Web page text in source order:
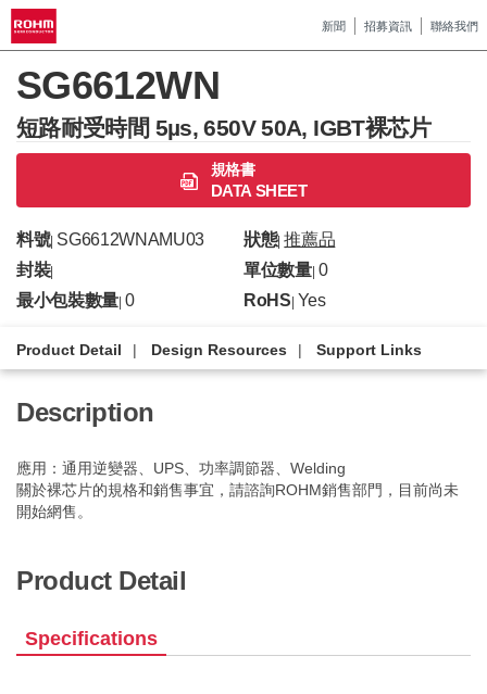
新聞 招募資訊 聯絡我們
SG6612WN
短路耐受時間 5µs, 650V 50A, IGBT裸芯片
規格書
DATA SHEET
料號| SG6612WNAMU03 狀態|推薦品
封裝| 單位數量| 0
最小包裝數量 |0 RoHS Yes
Product Detail Design Resources Support Links
Description
應用：通用逆變器、UPS、功率調節器、Welding
關於裸芯片的規格和銷售事宜，請諮詢ROHM銷售部門，目前尚未
開始網售。
Product Detail
Specifications